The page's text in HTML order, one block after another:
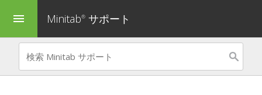
menu Minitab® サポート